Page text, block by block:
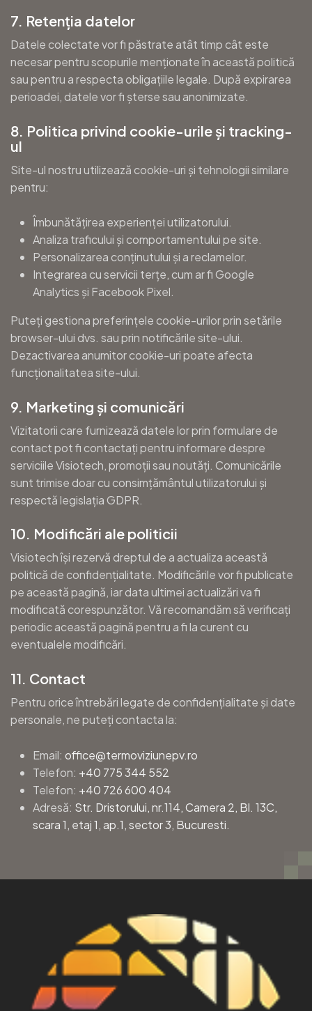
7. Retenția datelor
Datele colectate vor fi păstrate atât timp cât este
necesar pentru scopurile menționate în această politică
sau pentru a respecta obligațiile legale. După expirarea
perioadei, datele vor fi șterse sau anonimizate.
8. Politica privind cookie-urile și tracking-
ul
Site-ul nostru utilizează cookie-uri și tehnologii similare
pentru:
Îmbunătățirea experienței utilizatorului.
Analiza traficului și comportamentului pe site.
Personalizarea conținutului și a reclamelor.
Integrarea cu servicii terțe, cum ar fi Google
Analytics și Facebook Pixel.
Puteți gestiona preferințele cookie-urilor prin setările
browser-ului dvs. sau prin notificările site-ului.
Dezactivarea anumitor cookie-uri poate afecta
funcționalitatea site-ului.
9. Marketing și comunicări
Vizitatorii care furnizează datele lor prin formulare de
contact pot fi contactați pentru informare despre
serviciile Visiotech, promoții sau noutăți. Comunicările
sunt trimise doar cu consimțământul utilizatorului și
respectă legislația GDPR.
10. Modificări ale politicii
Visiotech își rezervă dreptul de a actualiza această
politică de confidențialitate. Modificările vor fi publicate
pe această pagină, iar data ultimei actualizări va fi
modificată corespunzător. Vă recomandăm să verificați
periodic această pagină pentru a fi la curent cu
eventualele modificări.
11. Contact
Pentru orice întrebări legate de confidențialitate și date
personale, ne puteți contacta la:
Email: office@termoviziunepv.ro
Telefon: +40 775 344 552
Telefon: +40 726 600 404
Adresă: Str. Dristorului, nr.114, Camera 2, Bl. 13C,
scara 1, etaj 1, ap.1, sector 3, Bucuresti.